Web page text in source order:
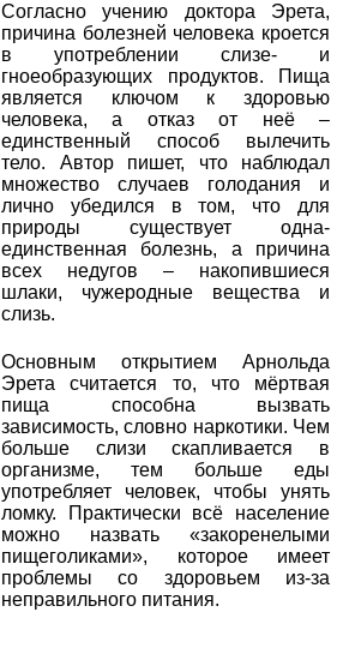
Согласно учению доктора Эрета,
причина болезней человека кроется
в употреблении слизе- и
гноеобразующих продуктов. Пища
является ключом к здоровью
человека, а отказ от неё –
единственный способ вылечить
тело. Автор пишет, что наблюдал
множество случаев голодания и
лично убедился в том, что для
природы существует одна-
единственная болезнь, а причина
всех недугов – накопившиеся
шлаки, чужеродные вещества и
слизь.
Основным открытием Арнольда
Эрета считается то, что мёртвая
пища способна вызвать
зависимость, словно наркотики. Чем
больше слизи скапливается в
организме, тем больше еды
употребляет человек, чтобы унять
ломку. Практически всё население
можно назвать «закоренелыми
пищеголиками», которое имеет
проблемы со здоровьем из-за
неправильного питания.